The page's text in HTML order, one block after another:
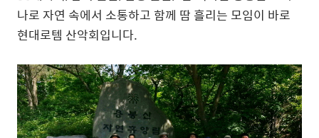
나로 자연 속에서 소통하고 함께 땀 흘리는 모임이 바로
현대로템 산악회입니다.